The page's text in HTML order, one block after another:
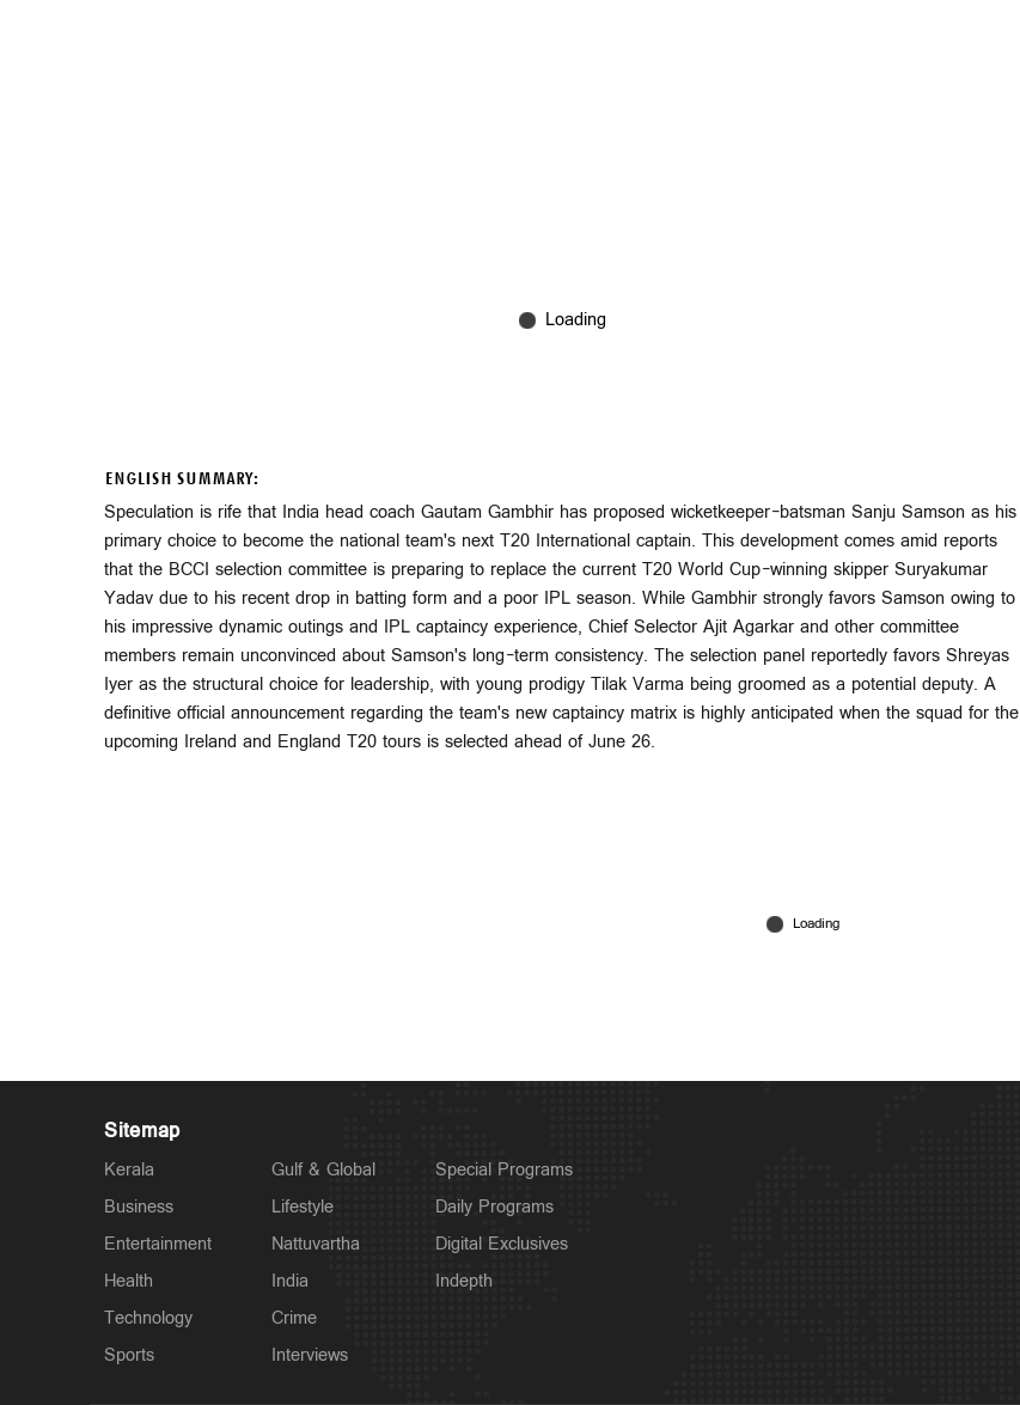
ENGLISH SUMMARY:
Speculation is rife that India head coach Gautam Gambhir has proposed wicketkeeper-batsman Sanju Samson as his
primary choice to become the national team's next T20 International captain. This development comes amid reports
that the BCCI selection committee is preparing to replace the current T20 World Cup-winning skipper Suryakumar
Yadav due to his recent drop in batting form and a poor IPL season. While Gambhir strongly favors Samson owing to
his impressive dynamic outings and IPL captaincy experience, Chief Selector Ajit Agarkar and other committee
members remain unconvinced about Samson's long-term consistency. The selection panel reportedly favors Shreyas
Iyer as the structural choice for leadership, with young prodigy Tilak Varma being groomed as a potential deputy. A
definitive official announcement regarding the team's new captaincy matrix is highly anticipated when the squad for the
upcoming Ireland and England T20 tours is selected ahead of June 26.
Sitemap
Kerala
Business
Entertainment
Health
Technology
Sports
Gulf & Global
Lifestyle
Nattuvartha
India
Crime
Interviews
Special Programs
Daily Programs
Digital Exclusives
Indepth